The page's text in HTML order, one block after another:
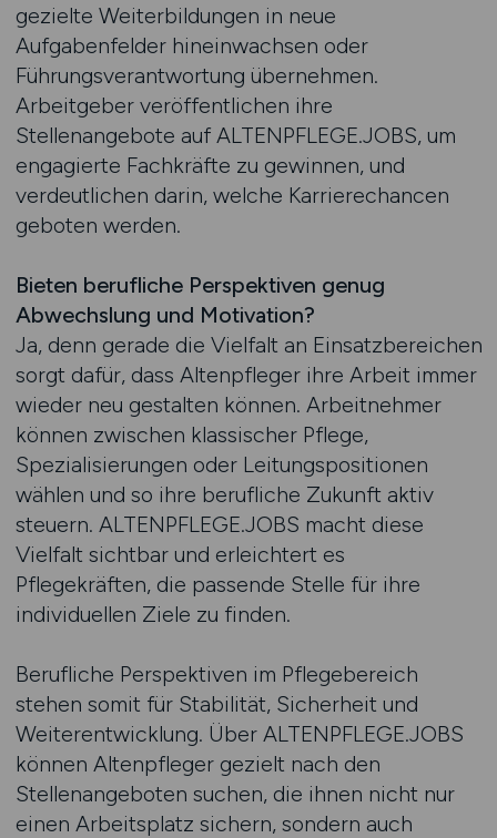
gezielte Weiterbildungen in neue
Aufgabenfelder hineinwachsen oder
Führungsverantwortung übernehmen.
Arbeitgeber veröffentlichen ihre
Stellenangebote auf ALTENPFLEGE.JOBS, um
engagierte Fachkräfte zu gewinnen, und
verdeutlichen darin, welche Karrierechancen
geboten werden.
Bieten berufliche Perspektiven genug
Abwechslung und Motivation?
Ja, denn gerade die Vielfalt an Einsatzbereichen
sorgt dafür, dass Altenpfleger ihre Arbeit immer
wieder neu gestalten können. Arbeitnehmer
können zwischen klassischer Pflege,
Spezialisierungen oder Leitungspositionen
wählen und so ihre berufliche Zukunft aktiv
steuern. ALTENPFLEGE.JOBS macht diese
Vielfalt sichtbar und erleichtert es
Pflegekräften, die passende Stelle für ihre
individuellen Ziele zu finden.
Berufliche Perspektiven im Pflegebereich
stehen somit für Stabilität, Sicherheit und
Weiterentwicklung. Über ALTENPFLEGE.JOBS
können Altenpfleger gezielt nach den
Stellenangeboten suchen, die ihnen nicht nur
einen Arbeitsplatz sichern, sondern auch